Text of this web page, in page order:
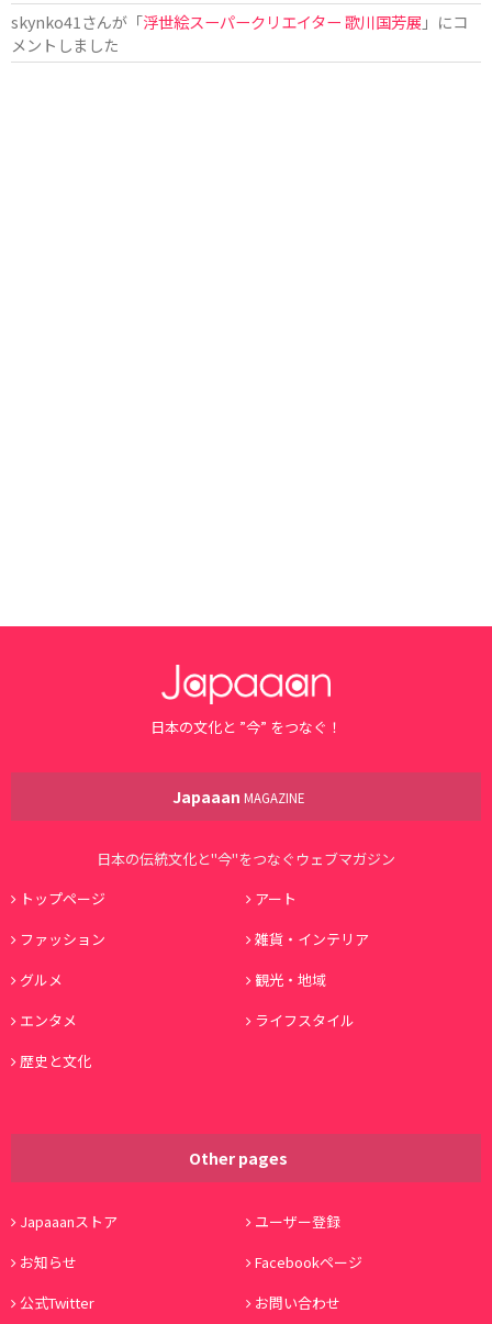
skynko41 さんが「浮世絵スーパークリエイター 歌川国芳展 」にコ
メントしました
日本の文化と ”今” をつなぐ！
Japaaan MAGAZINE
日本の伝統文化と"今"をつなぐウェブマガジン
トップページ
アート
ファッション
雑貨・インテリア
グルメ
観光・地域
エンタメ
ライフスタイル
歴史と文化
Other pages
Japaaanストア
ユーザー登録
お知らせ
Facebookページ
公式Twitter
お問い合わせ